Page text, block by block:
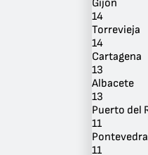
Gijón
14
Torrevieja
14
Cartagena
13
Albacete
13
Puerto del
11
Pontevedra
11